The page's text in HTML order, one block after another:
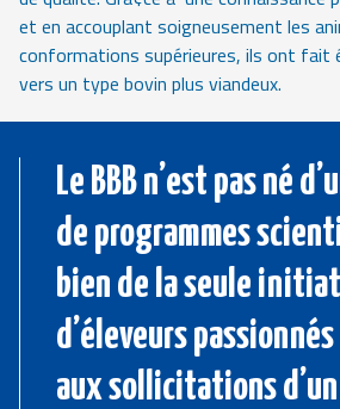
et en accouplant soigneusement les
conformations supérieures, ils ont fait
vers un type bovin plus viandeux.
Le BBB n’est pas né
de programmes
bien de la seule
d’éleveurs
aux sollicitations